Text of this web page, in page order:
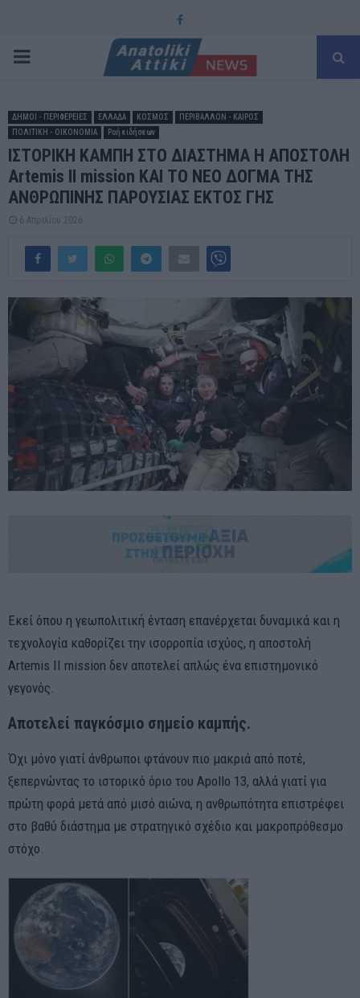
Facebook
PRIMARY
ΔΗΜΟΙ - ΠΕΡΙΦΕΡΕΙΕΣ ΕΛΛΑΔΑ ΚΟΣΜΟΣ
ΠΕΡΙΒΑΛΛΟΝ - ΚΑΙΡΟΣ
ΠΟΛΙΤΙΚΗ - ΟΙΚΟΝΟΜΙΑ
Ροή ειδήσεων
ΙΣΤΟΡΙΚΗ ΚΑΜΠΗ ΣΤΟ ΔΙΑΣΤΗΜΑ Η ΑΠΟΣΤΟΛΗ
Artemis II mission ΚΑΙ ΤΟ ΝΕΟ ΔΟΓΜΑ ΤΗΣ
ΑΝΘΡΩΠΙΝΗΣ ΠΑΡΟΥΣΙΑΣ ΕΚΤΟΣ ΓΗΣ
6 Απριλίου 2026
Εκεί όπου η γεωπολιτική ένταση επανέρχεται δυναμικά και η
τεχνολογία καθορίζει την ισορροπία ισχύος, η αποστολή
Artemis II mission δεν αποτελεί απλώς ένα επιστημονικό
γεγονός.
Αποτελεί παγκόσμιο σημείο καμπής.
Όχι μόνο γιατί άνθρωποι φτάνουν πιο μακριά από ποτέ,
ξεπερνώντας το ιστορικό όριο του Apollo 13, αλλά γιατί για
πρώτη φορά μετά από μισό αιώνα, η ανθρωπότητα επιστρέφει
στο βαθύ διάστημα με στρατηγικό σχέδιο και μακροπρόθεσμο
στόχο.